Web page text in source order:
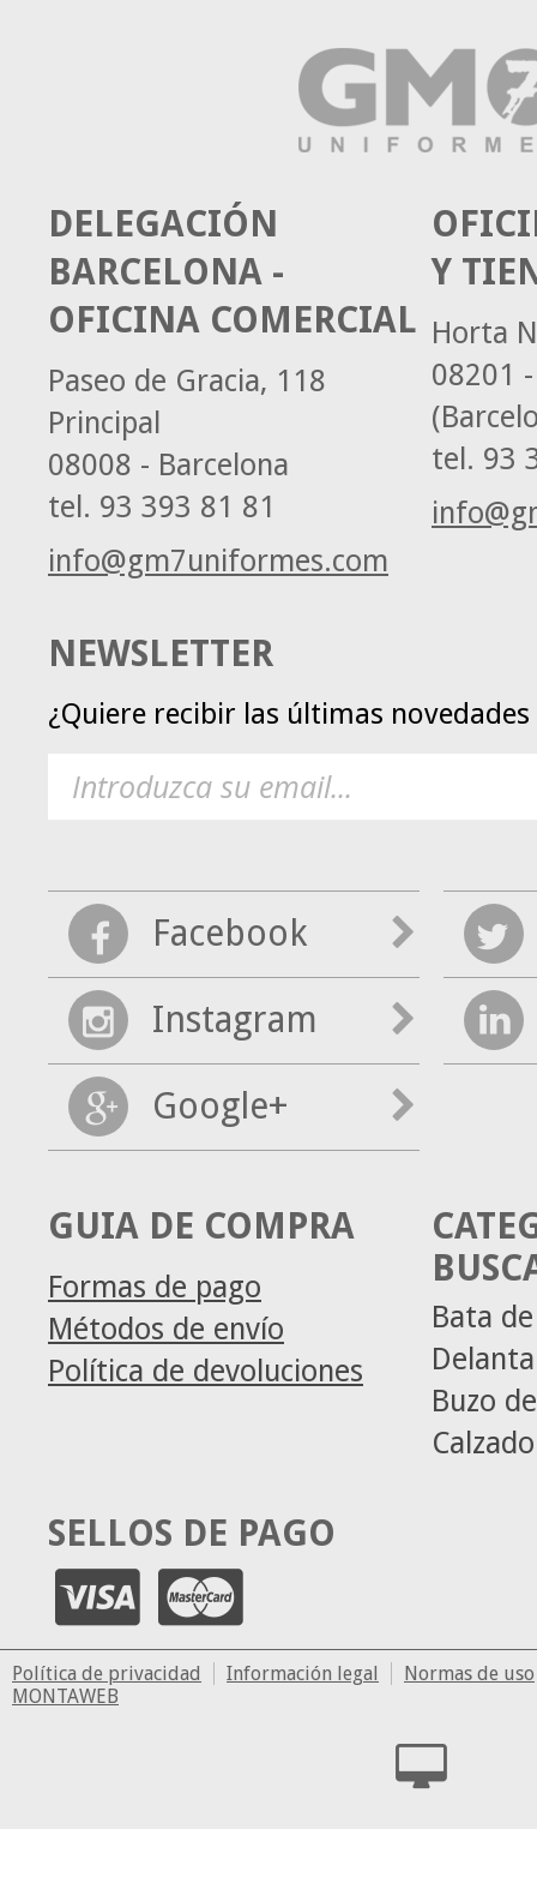
Y
Horta
08201
tel. 93
DELEGACIÓN
BARCELONA -
OFICINA COMERCIAL
Paseo de Gracia, 118
Principal
08008 - Barcelona
tel. 93 393 81 81
info@gm7uniformes.com
NEWSLETTER
¿Quiere recibir las últimas
Facebook
Instagram
Google+
GUIA DE COMPRA
Formas de pago
Métodos de envío
Política de devoluciones
Bata
Buzo
SELLOS DE PAGO
Política de privacidad Información legal
Normas de uso
MONTAWEB